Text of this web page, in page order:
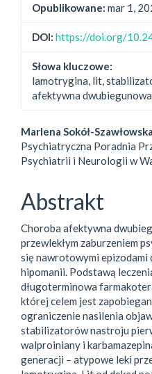
Opublikowane: mar 1,
DOI: https://doi.org/
Słowa kluczowe:
lamotrygina, lit,
afektywna dwubiegunowa
Marlena Sokół-Szawłowska
Psychiatryczna Poradnia
Psychiatrii i Neurologii w
Abstrakt
Choroba afektywna
przewlekłym zaburzeniem
się nawrotowymi epizodami
hipomanii. Podstawą
długoterminowa
której celem jest
ograniczenie nasilenia
stabilizatorów nastroju
walproiniany i
generacji – atypowe leki